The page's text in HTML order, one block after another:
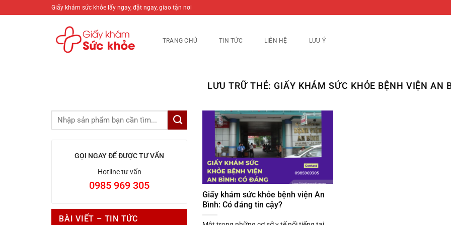
qua
Giấy khám sức khỏe lấy ngay, đặt ngay, giao tận nơi
TRANG CHỦ TIN TỨC LIÊN HỆ LƯU Ý
LƯU TRỮ THẺ: GIẤY KHÁM SỨC KHỎE BỆNH VIỆN AN
GỌI NGAY ĐỂ ĐƯỢC TƯ VẤN
Hotline tư vấn
0985 969 305
BÀI VIẾT – TIN TỨC
Giấy khám sức khỏe bệnh viện An
Bình: Có đáng tin cậy?